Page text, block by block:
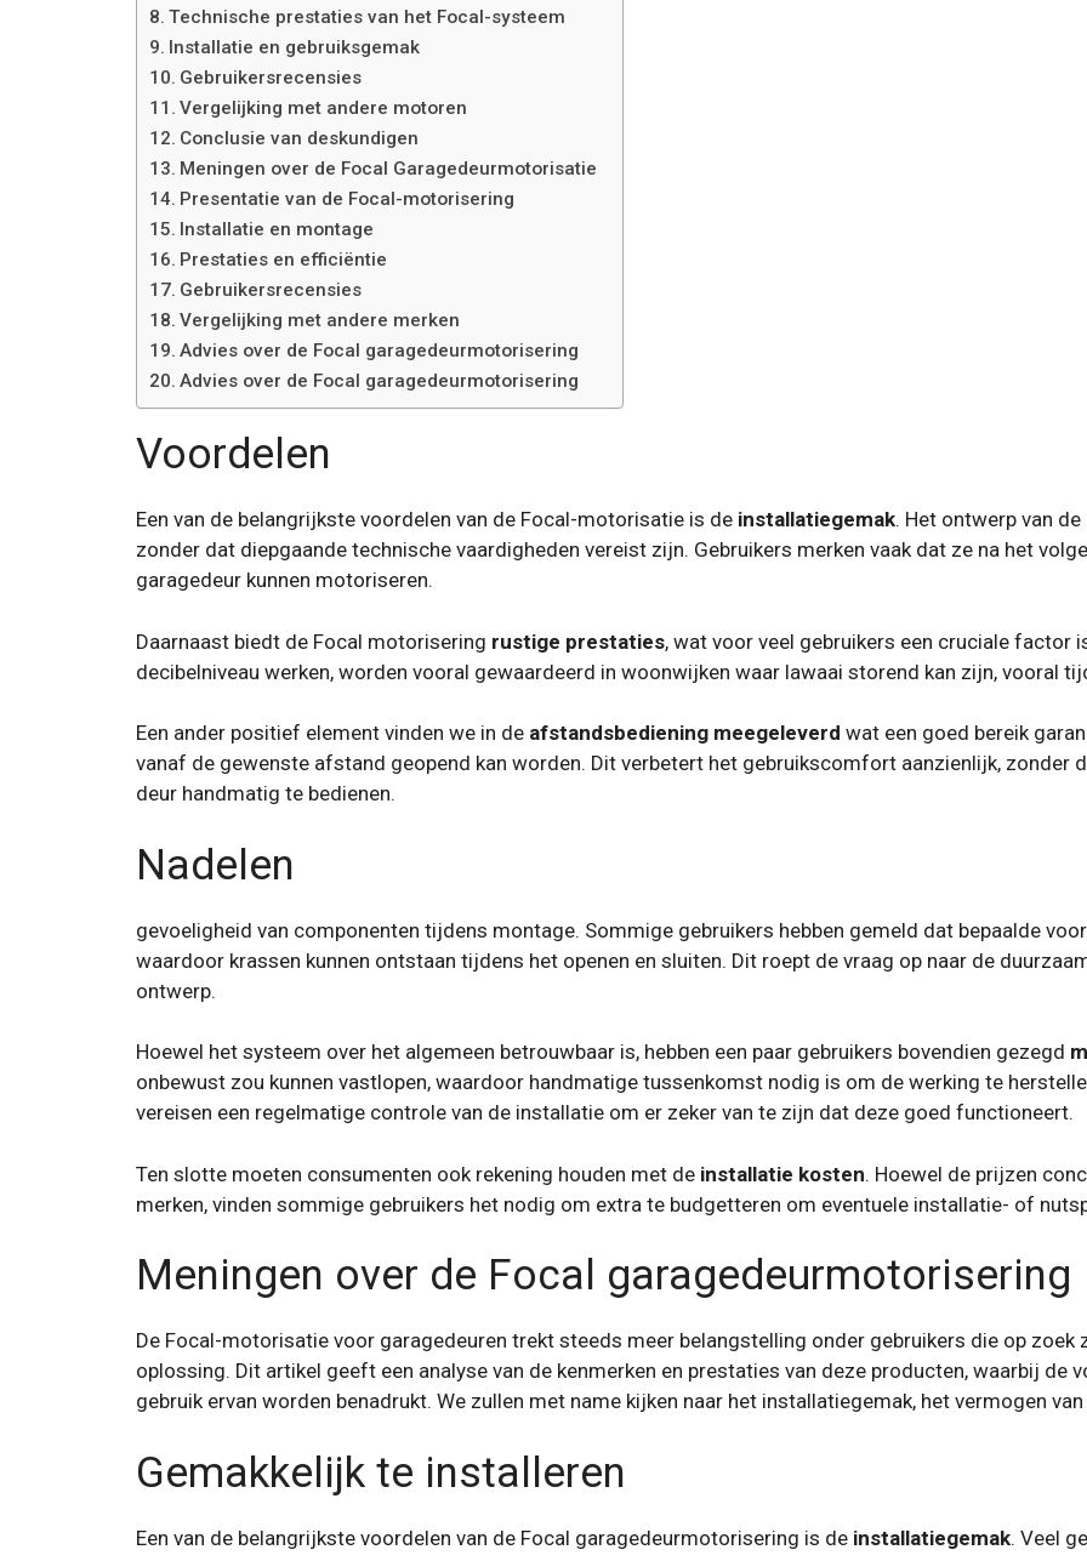
Technische prestaties van het Focal-systeem
Installatie en gebruiksgemak
Gebruikersrecensies
Vergelijking met andere motoren
Conclusie van deskundigen
Meningen over de Focal Garagedeurmotorisatie
Presentatie van de Focal-motorisering
Installatie en montage
Prestaties en efficiëntie
Gebruikersrecensies
Vergelijking met andere merken
Advies over de Focal garagedeurmotorisering
Advies over de Focal garagedeurmotorisering
Voordelen
Een van de belangrijkste voordelen van de Focal-motorisatie is de installatiegemak. Het ontwerp van
zonder dat diepgaande technische vaardigheden vereist zijn. Gebruikers merken vaak dat ze na het
garagedeur kunnen motoriseren.
Daarnaast biedt de Focal motorisering rustige prestaties, wat voor veel gebruikers een cruciale
decibelniveau werken, worden vooral gewaardeerd in woonwijken waar lawaai storend kan zijn, vooral
Een ander positief element vinden we in de afstandsbediening meegeleverd wat een goed bereik
vanaf de gewenste afstand geopend kan worden. Dit verbetert het gebruikscomfort aanzienlijk, zonder
deur handmatig te bedienen.
Nadelen
gevoeligheid van componenten tijdens montage. Sommige gebruikers hebben gemeld dat bepaalde
waardoor krassen kunnen ontstaan ​​tijdens het openen en sluiten. Dit roept de vraag op naar de
ontwerp.
Hoewel het systeem over het algemeen betrouwbaar is, hebben een paar gebruikers bovendien gezegd
onbewust zou kunnen vastlopen, waardoor handmatige tussenkomst nodig is om de werking te
vereisen een regelmatige controle van de installatie om er zeker van te zijn dat deze goed functioneert.
Ten slotte moeten consumenten ook rekening houden met de installatie kosten. Hoewel de prijzen
merken, vinden sommige gebruikers het nodig om extra te budgetteren om eventuele installatie- of
Meningen over de Focal garagedeurmotorisering
De Focal-motorisatie voor garagedeuren trekt steeds meer belangstelling onder gebruikers die op zoek
oplossing. Dit artikel geeft een analyse van de kenmerken en prestaties van deze producten, waarbij de
gebruik ervan worden benadrukt. We zullen met name kijken naar het installatiegemak, het vermogen
Gemakkelijk te installeren
Een van de belangrijkste voordelen van de Focal garagedeurmotorisering is de installatiegemak. Veel